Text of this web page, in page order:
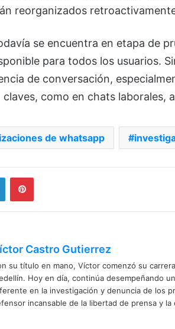
reorganizados
se encuentra en etapa de
para todos los usuarios.
de conversación,
como en chats laborales,
de whatsapp
LinkedInPinterest
Castro Gutierrez
su título en mano, Víctor comenzó su
Hoy en día, continúa desempeñando
en la investigación y denuncia de los
incansable de la libertad de prensa y la